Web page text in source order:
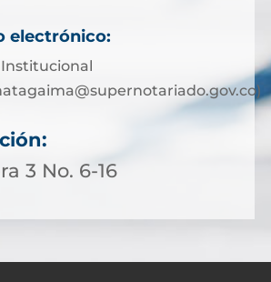
electrónico:
3 No. 6-16